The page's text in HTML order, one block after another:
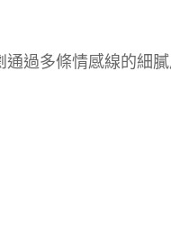
過多條情感線的細